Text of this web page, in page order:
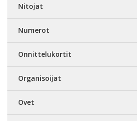
Nitojat
Numerot
Onnittelukortit
Organisoijat
Ovet